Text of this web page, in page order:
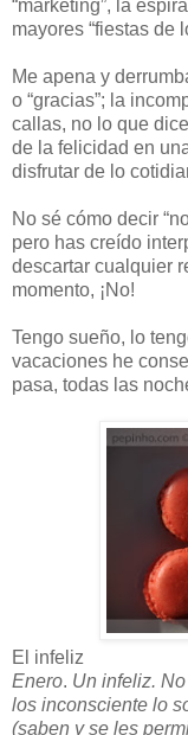
“marketing”, la
mayores “fiestas de
Me apena y
o “gracias”; la
callas, no lo que
de la felicidad en
disfrutar de lo
No sé cómo decir
pero has creído
descartar cualquier
momento, ¡No!
Tengo sueño, lo
vacaciones he
pasa, todas las
El infeliz
Enero. Un infeliz.
los inconsciente lo
(saben y se les